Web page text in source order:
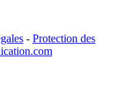
- Protection des